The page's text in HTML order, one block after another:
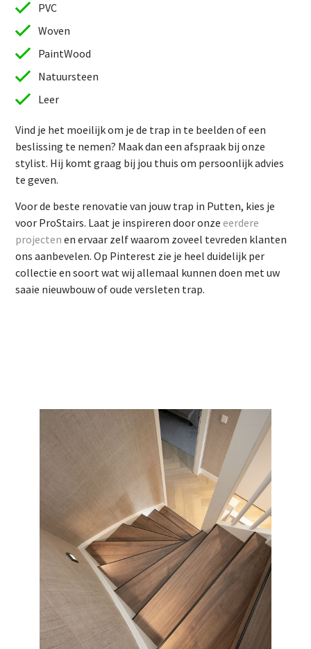
PVC
Woven
PaintWood
Natuursteen
Leer
Vind je het moeilijk om je de trap in te beelden of een
beslissing te nemen? Maak dan een afspraak bij onze
stylist. Hij komt graag bij jou thuis om persoonlijk advies
te geven.
Voor de beste renovatie van jouw trap in Putten, kies je
voor ProStairs. Laat je inspireren door onzeeerdere
projecten en ervaar zelf waarom zoveel tevreden klanten
ons aanbevelen. Op Pinterest zie je heel duidelijk per
collectie en soort wat wij allemaal kunnen doen met uw
saaie nieuwbouw of oude versleten trap.
beslissing te nemen? Maak dan een afspraak bij onze
stylist. Hij komt graag bij jou thuis om persoonlijk advies
te geven.
Voor de beste renovatie van jouw trap in Putten, kies je
voor ProStairs. Laat je inspireren door onze